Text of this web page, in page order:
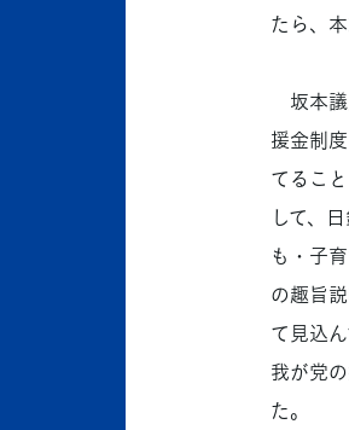
たら、
坂本議
援金制
てるこ
して、
も・子
の趣旨
て見込
我が党
た。